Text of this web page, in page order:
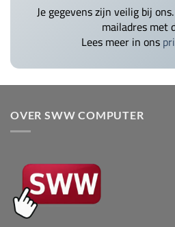
Je gegevens zijn veilig bij
mailadres met
Lees meer in ons
OVER SWW COMPUTER